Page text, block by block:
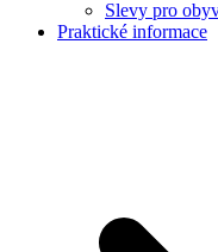
Slevy pro
Praktické informace